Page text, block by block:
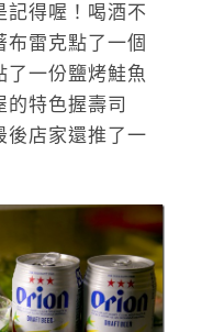
記得喔！喝酒不
布雷克點了一個
了一份鹽烤鮭魚
特色握壽司
後店家還推了一